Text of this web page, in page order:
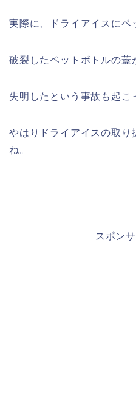
実際に、ドライアイスにペ
破裂したペットボトルの蓋
失明したという事故も起こ
やはりドライアイスの取り
ね。
スポン